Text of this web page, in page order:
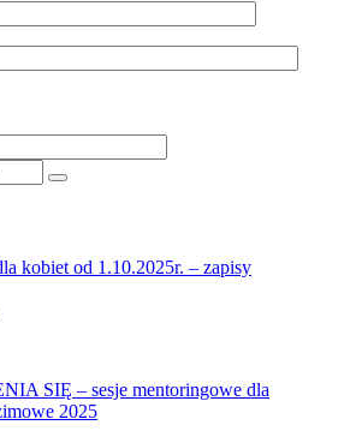
Szukaj
kobiet od 1.10.2025r. – zapisy
SIĘ – sesje mentoringowe dla
2025